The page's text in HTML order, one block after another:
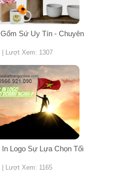
Sứ Uy Tín - Chuyên
| Lượt Xem: 1307
Logo Sự Lựa Chọn Tối
| Lượt Xem: 1165